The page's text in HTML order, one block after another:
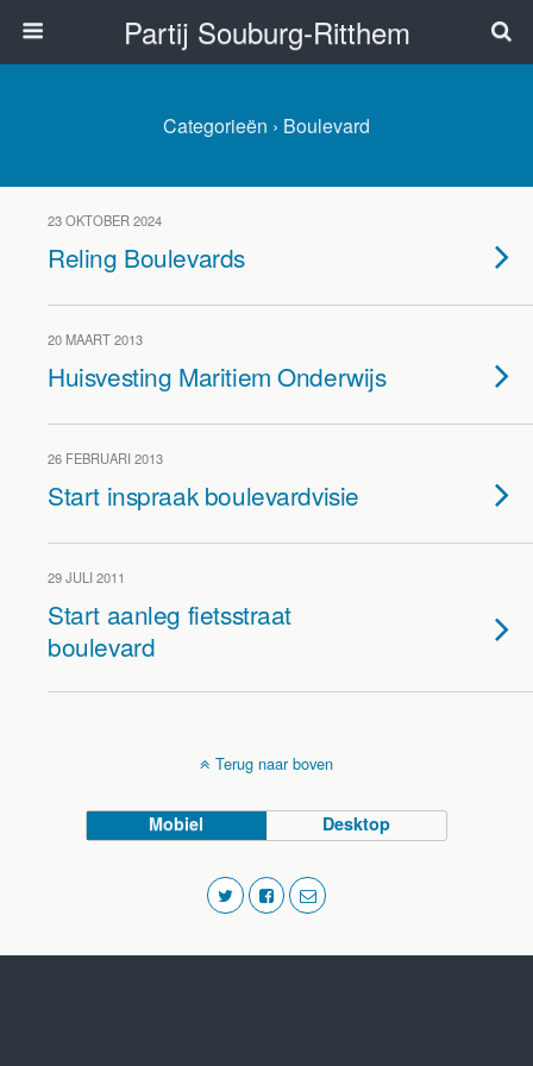
Partij Souburg-Ritthem
Categorieën › Boulevard
23 OKTOBER 2024
Reling Boulevards
20 MAART 2013
Huisvesting Maritiem Onderwijs
26 FEBRUARI 2013
Start inspraak boulevardvisie
29 JULI 2011
Start aanleg fietsstraat
boulevard
Terug naar boven
Mobiel Desktop